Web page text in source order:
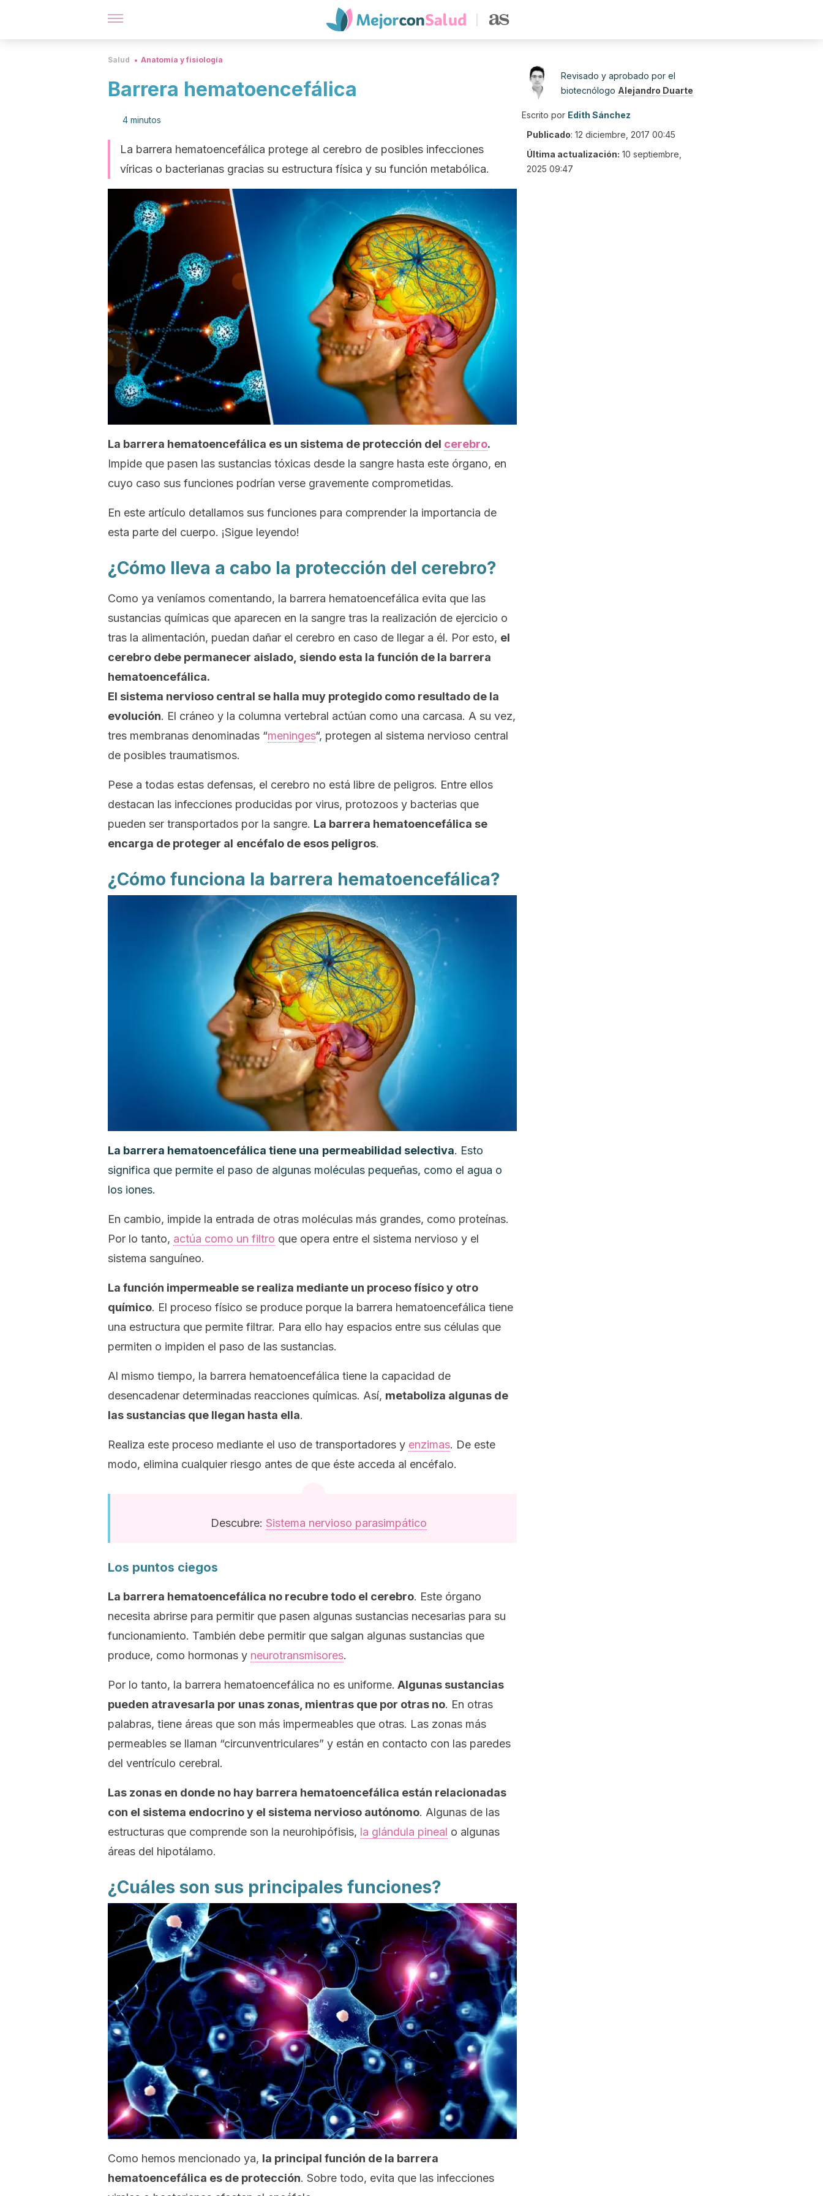
Salud Anatomía y fisiología
Barrera hematoencefálica
4 minutos
La barrera hematoencefálica protege al cerebro de posibles infecciones
víricas o bacterianas gracias su estructura física y su función metabólica.
La barrera hematoencefálica es un sistema de protección del cerebro.
Impide que pasen las sustancias tóxicas desde la sangre hasta este órgano, en
cuyo caso sus funciones podrían verse gravemente comprometidas.
En este artículo detallamos sus funciones para comprender la importancia de
esta parte del cuerpo. ¡Sigue leyendo!
¿Cómo lleva a cabo la protección del cerebro?
Como ya veníamos comentando, la barrera hematoencefálica evita que las
sustancias químicas que aparecen en la sangre tras la realización de ejercicio o
tras la alimentación, puedan dañar el cerebro en caso de llegar a él. Por esto, el
cerebro debe permanecer aislado, siendo esta la función de la barrera
hematoencefálica.
El sistema nervioso central se halla muy protegido como resultado de la
evolución. El cráneo y la columna vertebral actúan como una carcasa. A su vez,
tres membranas denominadas “meninges“, protegen al sistema nervioso central
de posibles traumatismos.
Pese a todas estas defensas, el cerebro no está libre de peligros. Entre ellos
destacan las infecciones producidas por virus, protozoos y bacterias que
pueden ser transportados por la sangre. La barrera hematoencefálica se
encarga de proteger al encéfalo de esos peligros.
¿Cómo funciona la barrera hematoencefálica?
La barrera hematoencefálica tiene una permeabilidad selectiva. Esto
significa que permite el paso de algunas moléculas pequeñas, como el agua o
los iones.
En cambio, impide la entrada de otras moléculas más grandes, como proteínas.
Por lo tanto, actúa como un filtro que opera entre el sistema nervioso y el
sistema sanguíneo.
La función impermeable se realiza mediante un proceso físico y otro
químico. El proceso físico se produce porque la barrera hematoencefálica tiene
una estructura que permite filtrar. Para ello hay espacios entre sus células que
permiten o impiden el paso de las sustancias.
Al mismo tiempo, la barrera hematoencefálica tiene la capacidad de
desencadenar determinadas reacciones químicas. Así, metaboliza algunas de
las sustancias que llegan hasta ella.
Realiza este proceso mediante el uso de transportadores y enzimas. De este
modo, elimina cualquier riesgo antes de que éste acceda al encéfalo.
Descubre: Sistema nervioso parasimpático
Los puntos ciegos
La barrera hematoencefálica no recubre todo el cerebro. Este órgano
necesita abrirse para permitir que pasen algunas sustancias necesarias para su
funcionamiento. También debe permitir que salgan algunas sustancias que
produce, como hormonas y neurotransmisores.
Por lo tanto, la barrera hematoencefálica no es uniforme. Algunas sustancias
pueden atravesarla por unas zonas, mientras que por otras no. En otras
palabras, tiene áreas que son más impermeables que otras. Las zonas más
permeables se llaman “circunventriculares” y están en contacto con las paredes
del ventrículo cerebral.
Las zonas en donde no hay barrera hematoencefálica están relacionadas
con el sistema endocrino y el sistema nervioso autónomo. Algunas de las
estructuras que comprende son la neurohipófisis, la glándula pineal o algunas
áreas del hipotálamo.
¿Cuáles son sus principales funciones?
Como hemos mencionado ya, la principal función de la barrera
hematoencefálica es de protección. Sobre todo, evita que las infecciones
Revisado y aprobado por el
biotecnólogo Alejandro Duarte
Escrito por Edith Sánchez
Publicado: 12 diciembre, 2017 00:45
Última actualización: 10 septiembre,
2025 09:47